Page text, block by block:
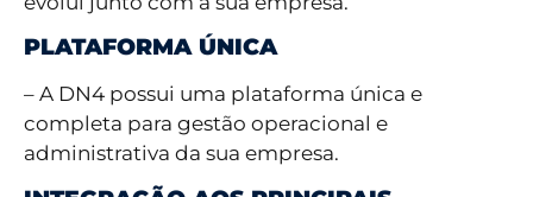
PLATAFORMA ÚNICA
– A DN4 possui uma plataforma única e
completa para gestão operacional e
administrativa da sua empresa.